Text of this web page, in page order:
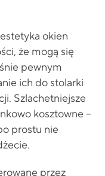
okien
że mogą się
pewnym
ich do stolarki
Szlachetniejsze
kosztowne –
prostu nie
przez